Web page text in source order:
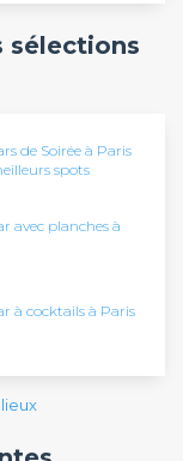
sélections
de Soirée à Paris
spots
avec planches à
à cocktails à Paris